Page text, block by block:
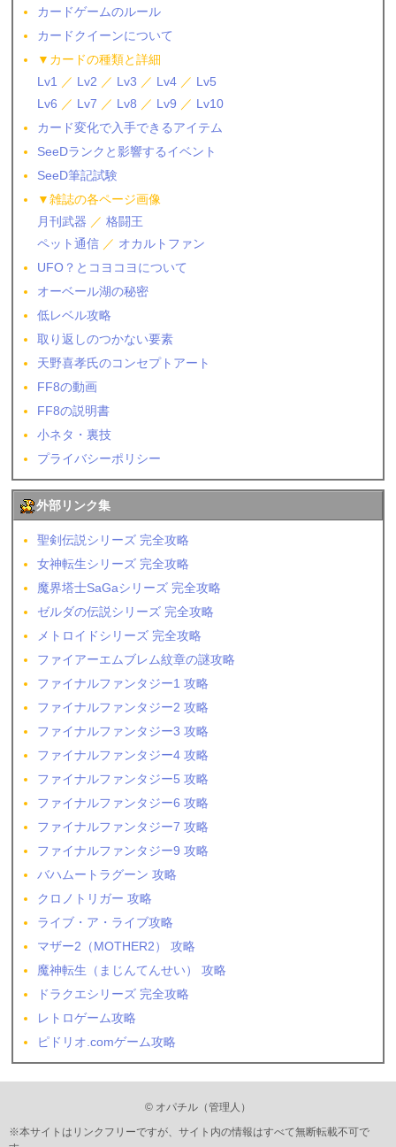
カードゲームのルール
カードクイーンについて
▼カードの種類と詳細
Lv1
／ Lv2 ／ Lv3 ／ Lv4 ／ Lv5
Lv6 ／ Lv7 ／ Lv8 ／ Lv9 ／ Lv10
カード変化で入手できるアイテム
SeeDランクと影響するイベント
SeeD筆記試験
▼雑誌の各ページ画像
月刊武器 ／格闘王
ペット通信 ／ オカルトファン
UFO？とコヨコヨについて
オーベール湖の秘密
低レベル攻略
取り返しのつかない要素
天野喜孝氏のコンセプトアート
FF8の動画
FF8の説明書
小ネタ・裏技
プライバシーポリシー
外部リンク集
聖剣伝説シリーズ 完全攻略
女神転生シリーズ 完全攻略
魔界塔士SaGaシリーズ 完全攻略
ゼルダの伝説シリーズ 完全攻略
メトロイドシリーズ 完全攻略
ファイアーエムブレム紋章の謎攻略
ファイナルファンタジー1 攻略
ファイナルファンタジー2 攻略
ファイナルファンタジー3 攻略
ファイナルファンタジー4 攻略
ファイナルファンタジー5 攻略
ファイナルファンタジー6 攻略
ファイナルファンタジー7 攻略
ファイナルファンタジー9 攻略
バハムートラグーン 攻略
クロノトリガー 攻略
ライブ・ア・ライブ攻略
マザー2（MOTHER2） 攻略
魔神転生（まじんてんせい） 攻略
ドラクエシリーズ 完全攻略
レトロゲーム攻略
ピドリオ.comゲーム攻略
© オパチル（管理人）
※本サイトはリンクフリーですが、サイト内の情報はすべて無断転載不可で